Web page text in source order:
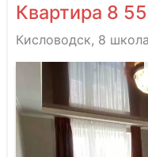
Квартира 8
Кисловодск, 8